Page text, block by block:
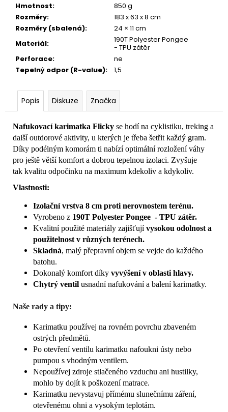
Hmotnost:
850 g
Rozměry:
183 x 63 x 8 cm
Rozměry (sbalená):
24 × 11 cm
Materiál:
190T Polyester Pongee
- TPU zátěr
Perforace:
ne
Tepelný odpor (R-value): 1,5
Popis Diskuze Značka
Nafukovací karimatka Flicky se hodí na cyklistiku, treking a
další outdorové aktivity, u kterých je třeba šetřit každý gram.
Díky podélným komorám ti nabízí optimální rozložení váhy
pro ještě větší komfort a dobrou tepelnou izolaci. Zvyšuje
tak kvalitu odpočinku na maximum kdekoliv a kdykoliv.
Vlastnosti:
Izolační vrstva 8 cm proti nerovnostem terénu.
Vyrobeno z 190T Polyester Pongee - TPU zátěr.
Kvalitní použité materiály zajišťujívysokou odolnost a
použitelnost v různých terénech.
Skladná, malý přepravní objem se vejde do každého
batohu.
Dokonalý komfort díky vyvýšení v oblasti hlavy.
Chytrý ventil usnadní nafukování a balení karimatky.
Naše rady a tipy:
Karimatku používej na rovném povrchu zbaveném
ostrých předmětů.
Po otevření ventilu karimatku nafoukni ústy nebo
pumpou s vhodným ventilem.
Nepoužívej zdroje stlačeného vzduchu ani hustilky,
mohlo by dojít k poškození matrace.
Karimatku nevystavuj přímému slunečnímu záření,
otevřenému ohni a vysokým teplotám.